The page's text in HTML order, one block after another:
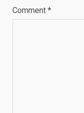
Comment *